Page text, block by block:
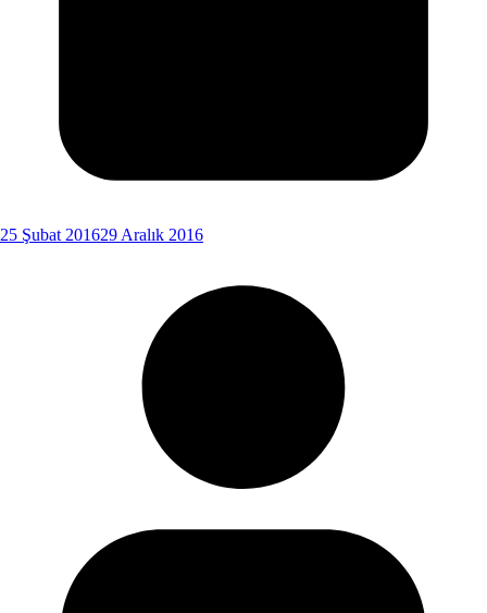
25 Şubat 201629 Aralık 2016